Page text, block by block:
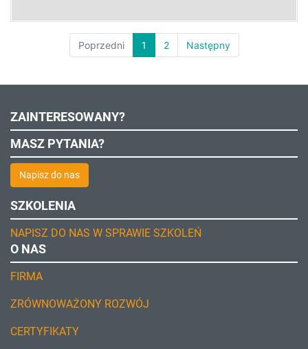
Poprzedni 1 2 Następny
ZAINTERESOWANY?
MASZ PYTANIA?
Napisz do nas
SZKOLENIA
NAPISZ DO NAS W SPRAWIE SZKOLEŃ
O NAS
FIRMA
ZRÓWNOWAŻONY ROZWÓJ
CERTYFIKATY